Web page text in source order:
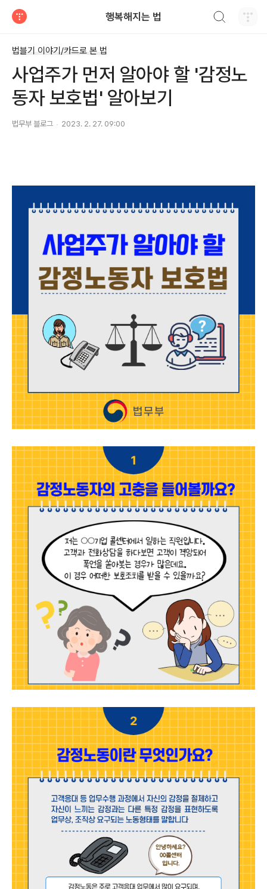
행복해지는 법
법블기 이야기/카드로 본 법
사업주가 먼저 알아야 할 '감정노
동자 보호법' 알아보기
법무부 블로그 2023. 2. 27. 09:00